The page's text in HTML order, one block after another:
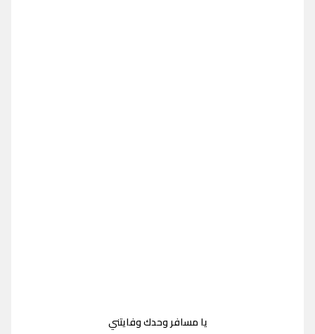
يا مسافر وحدك وفايتني